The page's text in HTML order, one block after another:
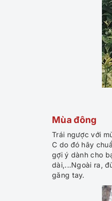
Mùa đông
Trái ngược với
C do đó hãy
gợi ý dành cho
dài,...Ngoài ra,
găng tay.